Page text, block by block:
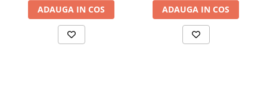
Dimensiunea produsului: 172 x 68 x 68 mm
Cartuș de înlocuire : FC2018-2-AQ
Durata de viata cartus : 3 - 6 luni
Sursa de apă: Apă de retea
ADAUGA IN COS ADAUGA IN COS